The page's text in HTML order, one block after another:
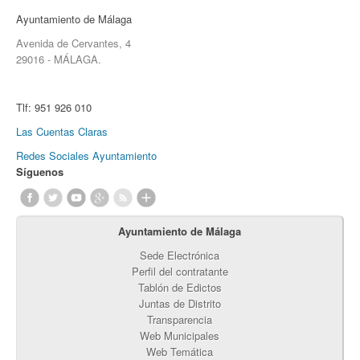
Ayuntamiento de Málaga
Avenida de Cervantes, 4
29016 - MÁLAGA.
Tlf: 951 926 010
Las Cuentas Claras
Redes Sociales Ayuntamiento
Síguenos
Ayuntamiento de Málaga
Sede Electrónica
Perfil del contratante
Tablón de Edictos
Juntas de Distrito
Transparencia
Web Municipales
Web Temática